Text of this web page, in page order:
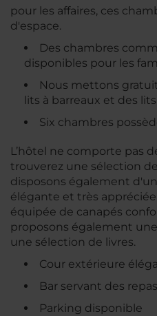
pour les affaires, ces
d'espace.
Des chambres
disponibles pour les
Nous mettons
lits à barreaux et des
Six chambres
L’hôtel ne comporte pas
trouverez une sélection
disposons également
élégante et très
équipée de canapés
proposons également
une sélection de livres.
Cour extérieure
Bar servant des
Parking disponible